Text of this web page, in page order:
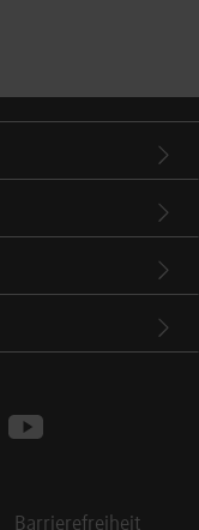
youtube